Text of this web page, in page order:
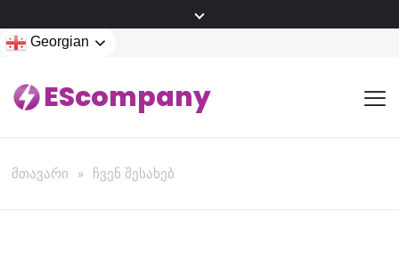
Georgian
EScompany
მთავარი ჩვენ შესახებ